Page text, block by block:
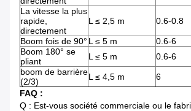
La vitesse la plus
rapide,
directement
L ≤ 2,5 m 0.6-0.8
Boom fois de 90° L ≤ 5 m 0.6-6
Boom 180° se
pliant
L ≤ 5 m 0.6-6
boom de barrière
(2/3)
L ≤ 4,5 m 6
FAQ :
Q : Est-vous société commerciale ou le